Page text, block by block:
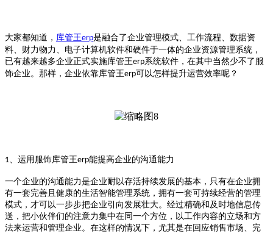
大家都知道， 库管王erp是融合了企业管理模式、工作流程、数据资
料、财力物力、电子计算机软件和硬件于一体的企业资源管理系统，
已有越来越多企业正式实施 库管王erp系统软件，在其中当然少不了服
饰企业。那样，企业依靠 库管王erp可以怎样提升运营效率呢？
1 、运用服饰 库管王erp能提高企业的沟通能力
一个企业的沟通能力是企业耐以存活持续发展的基本，只有在企业拥
有一套完善且健康的生活智能管理系统，拥有一套可持续经营的管理
模式，才可以一步步把企业引向发展壮大。经过精确和及时地信息传
送，把小伙伴们的注意力集中在同一个方位，以工作内容的立场和方
法来运营和管理企业。在这样的情况下，尤其是在回应销售市场、完